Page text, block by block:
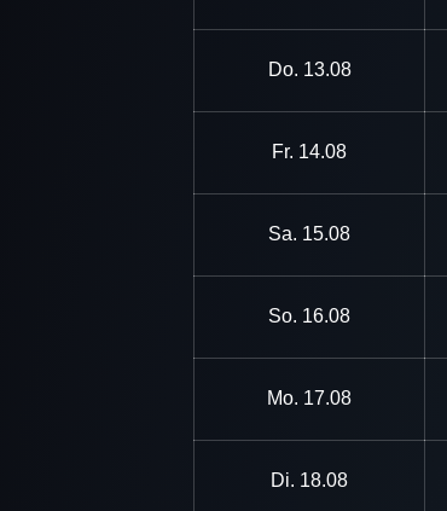
Do. 13.08
Fr. 14.08
Sa. 15.08
So. 16.08
Mo. 17.08
Di. 18.08